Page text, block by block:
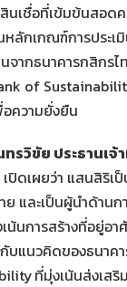
สินเชื่อที่เข้มข้นสอ
ลักเกณฑ์การประเ
จากธนาคารกสิกร
of
อความยั่งยืน
รวิขัย ประธานเจ้
เปิดเผยว่า แสนสิริ
และเป็นผู้นำด้าน
น้นการสร้างที่อยู่อา
แนวคิดของธนาคา
ที่มุ่งเน้นส่งเสริ